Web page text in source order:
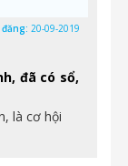
đã có sổ,
là cơ hội
20-09-2019